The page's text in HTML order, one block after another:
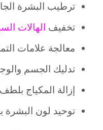
ترطيب البشرة
تخفيف الهالات
معالجة علامات
تدليك الجسم
إزالة المكياج
توحيد لون البشرة